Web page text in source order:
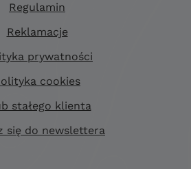
Regulamin
Reklamacje
prywatności
cookies
stałego klienta
się do newslettera